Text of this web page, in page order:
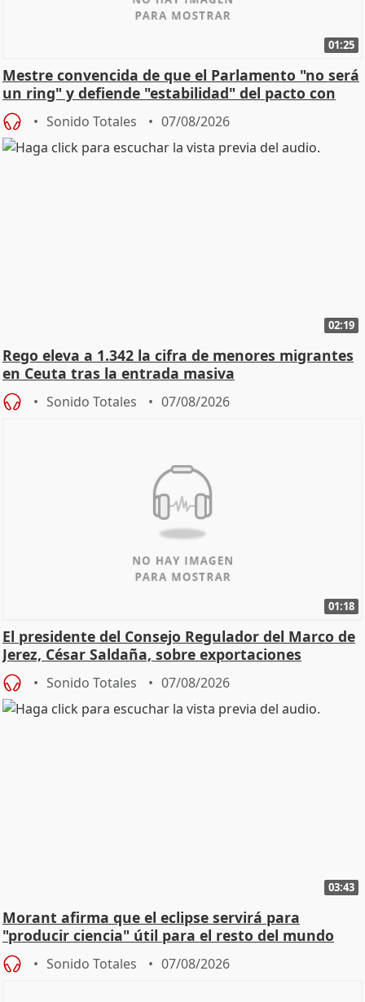
01:25
Mestre convencida de que el Parlamento "no será
un ring" y defiende "estabilidad" del pacto con
Vox
Sonido Totales 07/08/2026
02:19
Rego eleva a 1.342 la cifra de menores migrantes
en Ceuta tras la entrada masiva
Sonido Totales 07/08/2026
01:18
El presidente del Consejo Regulador del Marco de
Jerez, César Saldaña, sobre exportaciones
Sonido Totales 07/08/2026
03:43
Morant afirma que el eclipse servirá para
"producir ciencia" útil para el resto del mundo
Sonido Totales 07/08/2026